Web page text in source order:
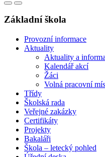
Základní škola
Provozní informace
Aktuality
Aktuality a
Kalendář akcí
Žáci
Volná pracovní
Třídy
Školská rada
Veřejné zakázky
Certifikáty
Projekty
Bakaláři
Škola – letecký pohled